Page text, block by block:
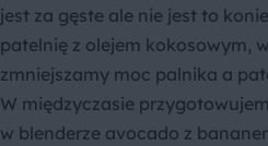
jest za gęste ale nie jest to
patelnię z olejem kokosowym,
zmniejszamy moc palnika a
W międzyczasie
w blenderze avocado z